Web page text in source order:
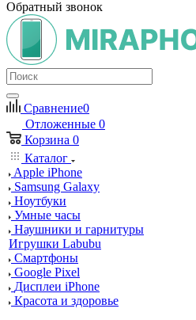
Обратный звонок
Сравнение0
Отложенные 0
Корзина 0
Каталог
Apple iPhone
Samsung Galaxy
Ноутбуки
Умные часы
Наушники и гарнитуры
Игрушки Labubu
Смартфоны
Google Pixel
Дисплеи iPhone
Красота и здоровье